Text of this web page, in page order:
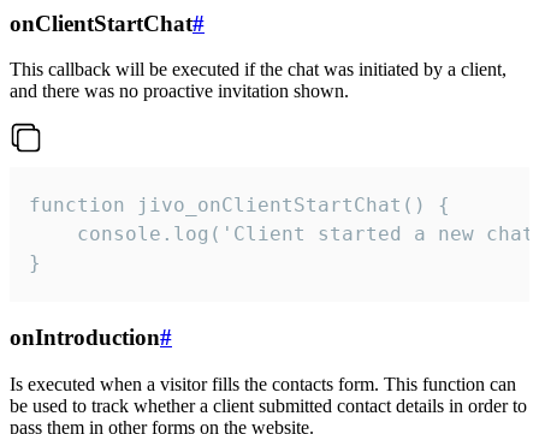
onClientStartChat#
This callback will be executed if the chat was initiated by a client,
and there was no proactive invitation shown.
function jivo_onClientStartChat() {
console.log('Client started a new
}
onIntroduction#
Is executed when a visitor fills the contacts form. This function can
be used to track whether a client submitted contact details in order to
pass them in other forms on the website.